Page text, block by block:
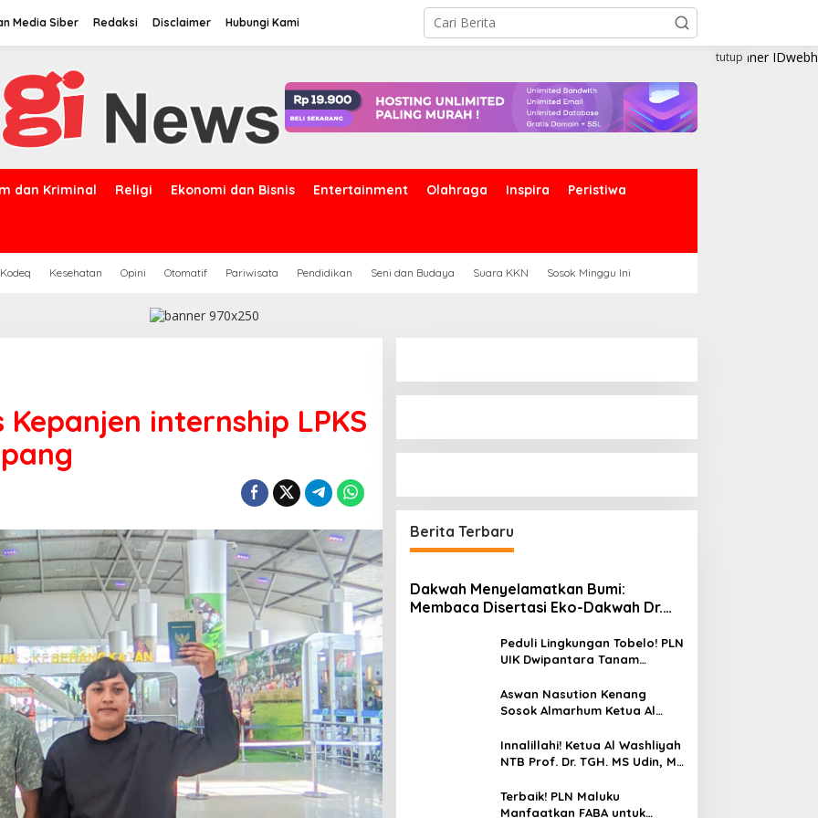
Media Siber Redaksi Disclaimer Hubungi Kami
dan Kriminal Religi Ekonomi dan Bisnis Entertainment Olahraga Inspira Peristiwa
Kesehatan Opini Otomatif Pariwisata Pendidikan Seni dan Budaya Suara KKN Sosok Minggu Ini
tutup
Kepanjen internship LPKS
Berita Terbaru
Dakwah Menyelamatkan Bumi:
Membaca Disertasi Eko-Dakwah Dr.
Peduli Lingkungan Tobelo! PLN
UIK Dwipantara Tanam
Mamoa Hingga Lepas Tukik
Aswan Nasution Kenang
Sosok Almarhum Ketua Al
MS Udin, MA
Innalillahi! Ketua Al Washliyah
NTB Prof. Dr. TGH. MS Udin, MA
Terbaik! PLN Maluku
Manfaatkan FABA untuk